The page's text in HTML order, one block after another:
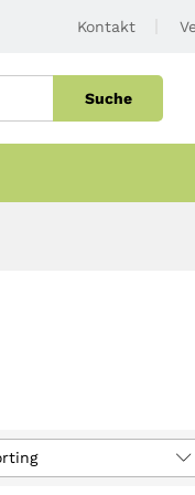
Kontakt
Suche